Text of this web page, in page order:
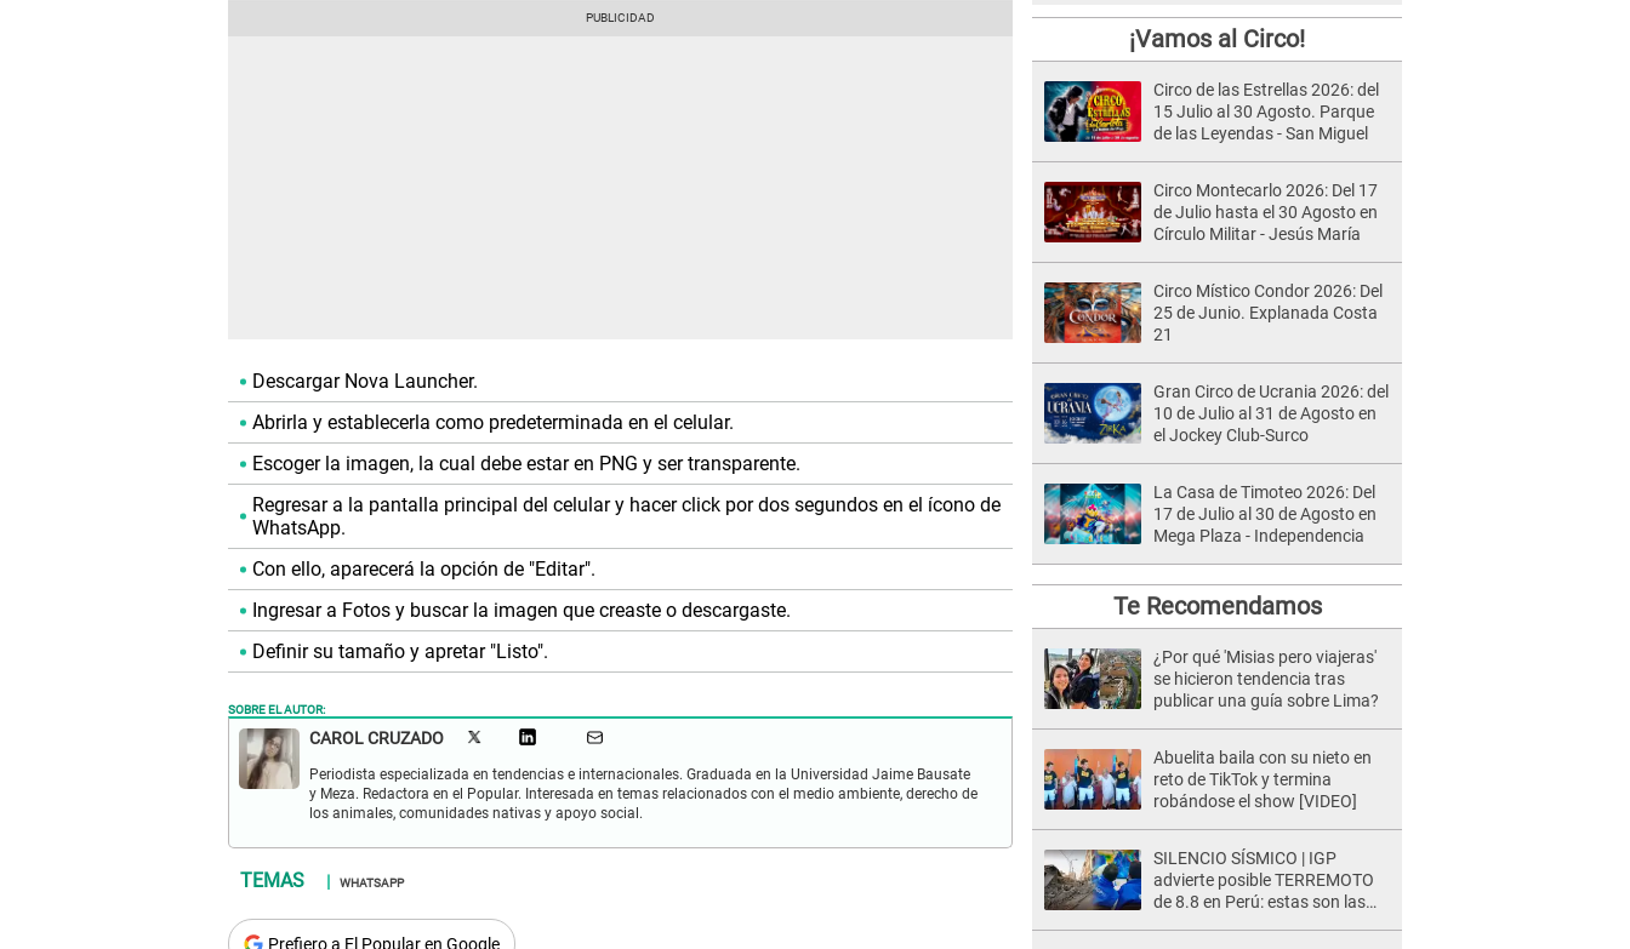
Descargar Nova Launcher.
Abrirla y establecerla como predeterminada en el celular.
Escoger la imagen, la cual debe estar en PNG y ser transparente.
Regresar a la pantalla principal del celular y hacer click por dos segundos en el ícono de
WhatsApp.
Con ello, aparecerá la opción de "Editar".
Ingresar a Fotos y buscar la imagen que creaste o descargaste.
Definir su tamaño y apretar "Listo".
SOBRE EL AUTOR:
CAROL CRUZADO
Periodista especializada en tendencias e internacionales. Graduada en la Universidad Jaime Bausate
y Meza. Redactora en el Popular. Interesada en temas relacionados con el medio ambiente, derecho de
los animales, comunidades nativas y apoyo social.
WHATSAPP
Prefiero a El Popular en Google
¡Vamos al Circo!
Circo de las Estrellas 2026: del
15 Julio al 30 Agosto. Parque
de las Leyendas - San Miguel
Circo Montecarlo 2026: Del 17
de Julio hasta el 30 Agosto en
Círculo Militar - Jesús María
Circo Místico Condor 2026: Del
25 de Junio. Explanada Costa
21
Gran Circo de Ucrania 2026: del
10 de Julio al 31 de Agosto en
el Jockey Club-Surco
La Casa de Timoteo 2026: Del
17 de Julio al 30 de Agosto en
Mega Plaza - Independencia
Te Recomendamos
¿Por qué 'Misias pero viajeras'
se hicieron tendencia tras
publicar una guía sobre Lima?
Abuelita baila con su nieto en
reto de TikTok y termina
robándose el show [VIDEO]
SILENCIO SÍSMICO | IGP
advierte posible TERREMOTO
de 8.8 en Perú: estas son las